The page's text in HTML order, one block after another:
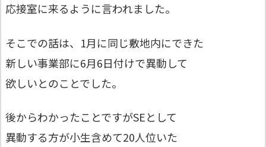
応接室に来るように言われました。
そこでの話は、1月に同じ敷地内にできた
新しい事業部に6月6日付けで異動して
欲しいとのことでした。
後からわかったことですがSEとして
異動する方が小生含めて20人位いた